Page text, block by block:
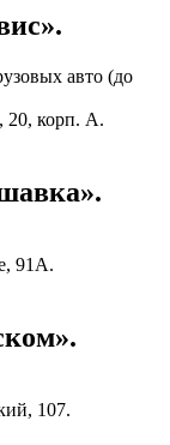
авто (до
20, корп. А.
91А.
107.